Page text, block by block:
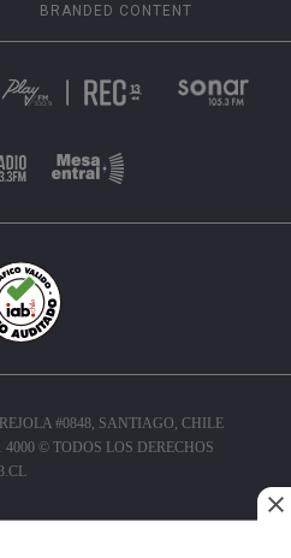
BRANDED CONTENT
#0848, SANTIAGO, CHILE
4000 © TODOS LOS DERECHOS